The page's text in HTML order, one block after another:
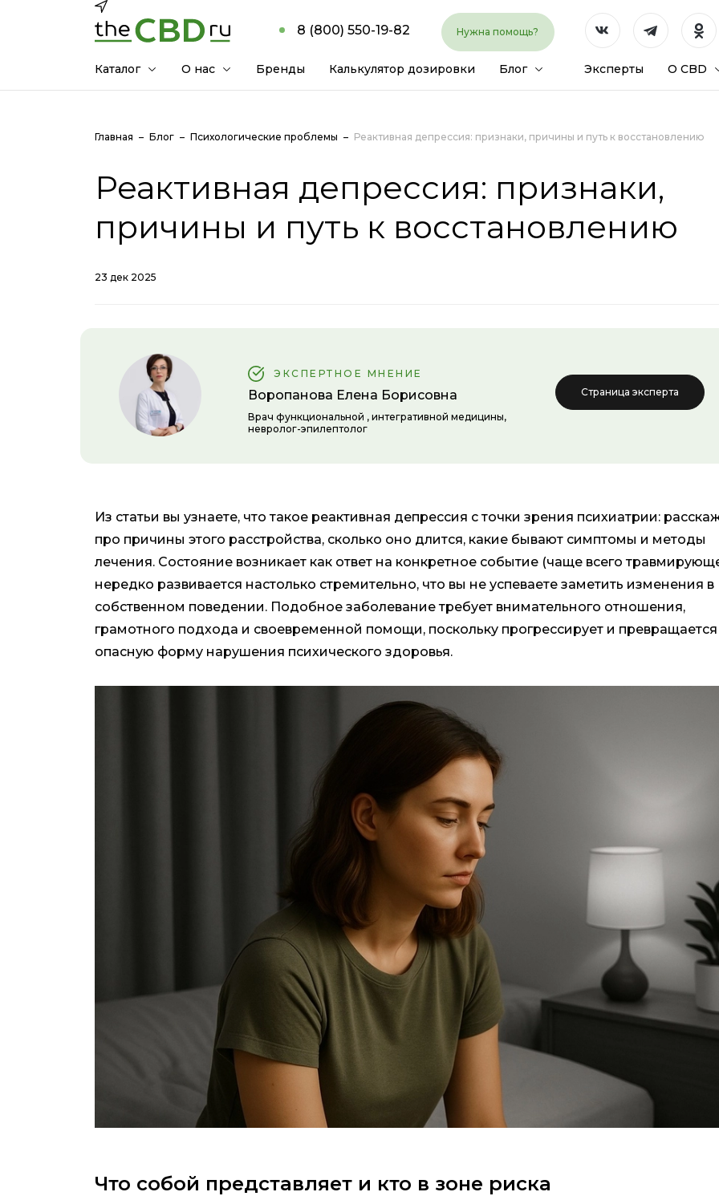
8 (800) 550-19-82 Нужна помощь?
Каталог О нас Бренды Калькулятор дозировки Блог Эксперты О CBD
Главная Блог Психологические проблемы Реактивная депрессия: признаки, причины и путь к восстановлению
Реактивная депрессия: признаки,
причины и путь к восстановлению
23 дек 2025
ЭКСПЕРТНОЕ МНЕНИЕ
Воропанова Елена Борисовна
Врач функциональной , интегративной медицины,
невролог-эпилептолог
Страница эксперта
Из статьи вы узнаете, что такое реактивная депрессия с точки зрения психиатрии:
про причины этого расстройства, сколько оно длится, какие бывают симптомы и методы
лечения. Состояние возникает как ответ на конкретное событие (чаще всего
нередко развивается настолько стремительно, что вы не успеваете заметить изменения в
собственном поведении. Подобное заболевание требует внимательного отношения,
грамотного подхода и своевременной помощи, поскольку прогрессирует и превращается
опасную форму нарушения психического здоровья.
Что собой представляет и кто в зоне риска